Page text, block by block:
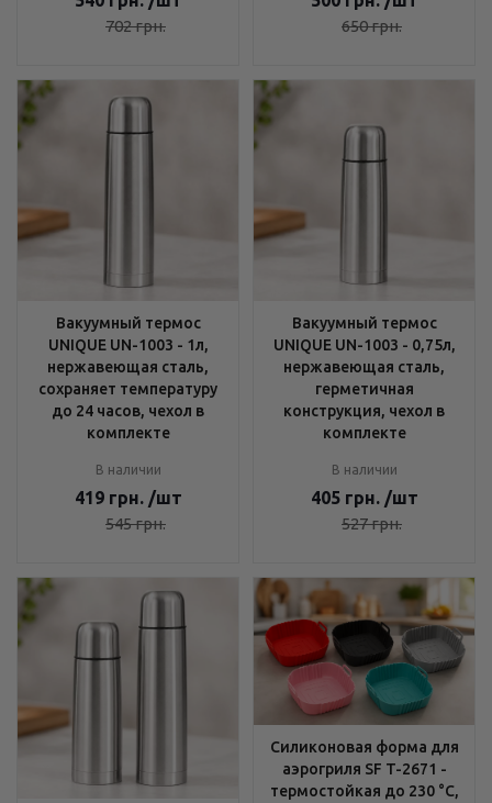
702грн. 650грн.
Вакуумный термос
UNIQUE UN-1003 - 1л,
нержавеющая сталь,
сохраняет температуру
до 24 часов, чехол в
комплекте
В наличии
419 грн. /шт
545грн.
Вакуумный термос
UNIQUE UN-1003 - 0,75л,
нержавеющая сталь,
герметичная
конструкция, чехол в
комплекте
В наличии
405 грн. /шт
527грн.
Силиконовая форма для
аэрогриля SF T-2671 -
термостойкая до 230 °C,